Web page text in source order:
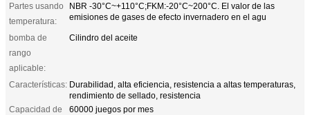
Partes usando
temperatura:
NBR -30°C~+110°C;FKM:-20°C~200°C. El valor de las
emisiones de gases de efecto invernadero en el agu
bomba de
rango
aplicable:
Cilindro del aceite
Características: Durabilidad, alta eficiencia, resistencia a altas temperaturas,
rendimiento de sellado, resistencia
Capacidad de
60000 juegos por mes